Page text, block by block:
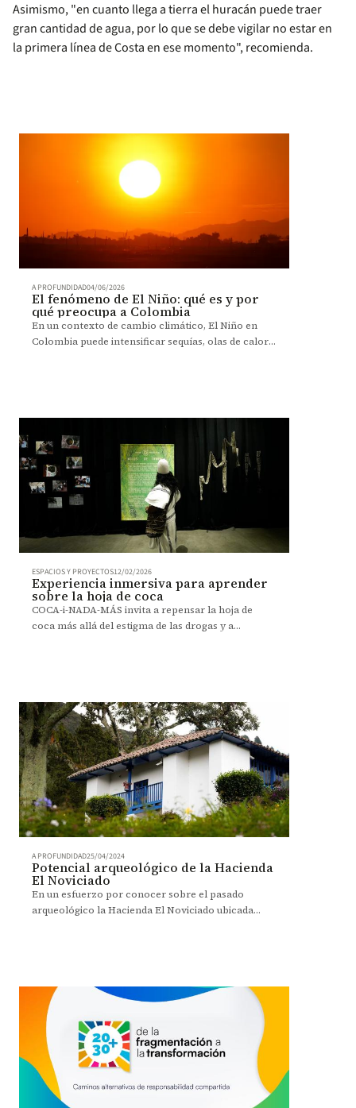
Asimismo, "en cuanto llega a tierra el huracán puede traer
gran cantidad de agua, por lo que se debe vigilar no estar en
la primera línea de Costa en ese momento", recomienda.
A PROFUNDIDAD04/06/2026
El fenómeno de El Niño: qué es y por
qué preocupa a Colombia
En un contexto de cambio climático, El Niño en
Colombia puede intensificar sequías, olas de calor y
ESPACIOS Y PROYECTOS12/02/2026
Experiencia inmersiva para aprender
sobre la hoja de coca
COCA-i-NADA-MÁS invita a repensar la hoja de
coca más allá del estigma de las drogas y a
A PROFUNDIDAD25/04/2024
Potencial arqueológico de la Hacienda
El Noviciado
En un esfuerzo por conocer sobre el pasado
arqueológico la Hacienda El Noviciado ubicada